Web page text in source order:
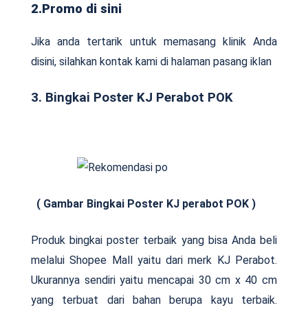
2.Promo di sini
Jika anda tertarik untuk memasang klinik Anda
disini, silahkan kontak kami di halaman pasang iklan
3. Bingkai Poster KJ Perabot POK
( Gambar Bingkai Poster KJ perabot POK )
Produk bingkai poster terbaik yang bisa Anda beli
melalui Shopee Mall yaitu dari merk KJ Perabot.
Ukurannya sendiri yaitu mencapai 30 cm x 40 cm
yang terbuat dari bahan berupa kayu terbaik.